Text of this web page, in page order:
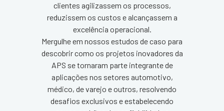
clientes agilizassem os processos,
reduzissem os custos e alcançassem a
excelência operacional.
Mergulhe em nossos estudos de caso para
descobrir como os projetos inovadores da
APS se tornaram parte integrante de
aplicações nos setores automotivo,
médico, de varejo e outros, resolvendo
desafios exclusivos e estabelecendo